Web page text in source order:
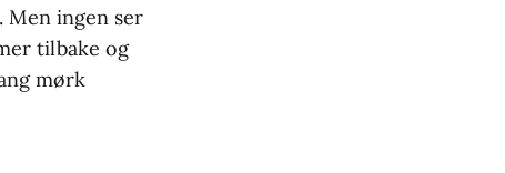
Men ingen ser
tilbake og
mørk